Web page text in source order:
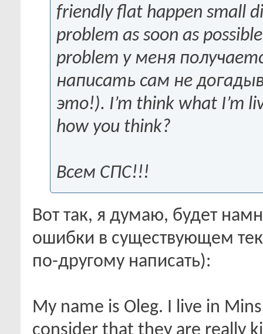
friendly flat happen small
problem as soon as
problem у меня
написать сам не
это!). I’m think what I’m
how you think?
Всем СПС!!!
Вот так, я думаю, будет
ошибки в существующем
по-другому написать):
My name is Oleg. I live in